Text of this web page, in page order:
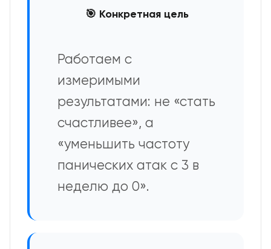
🎯 Конкретная цель
Работаем с
измеримыми
результатами: не «стать
счастливее», а
«уменьшить частоту
панических атак с 3 в
неделю до 0».